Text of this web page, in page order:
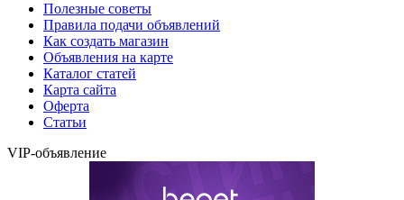
Полезные советы
Правила подачи объявлений
Как создать магазин
Объявления на карте
Каталог статей
Карта сайта
Оферта
Статьи
VIP-объявление